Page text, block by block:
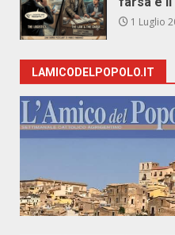
1 Luglio
LAMICODELPOPOLO.IT